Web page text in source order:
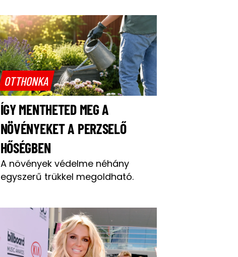
OTTHONKA
ÍGY MENTHETED MEG A
NÖVÉNYEKET A PERZSELŐ
HŐSÉGBEN
A növények védelme néhány
egyszerű trükkel megoldható.